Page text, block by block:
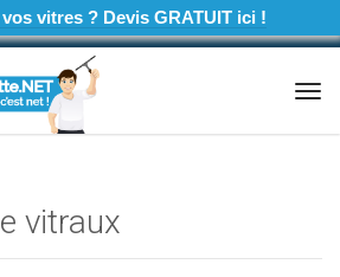
vitres ? Devis GRATUIT ici !
vitraux